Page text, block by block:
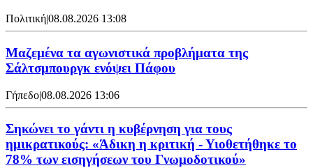
Πολιτική|08.08.2026 13:08
Μαζεμένα τα αγωνιστικά προβλήματα της
Σάλτσμπουργκ ενόψει Πάφου
Γήπεδο|08.08.2026 13:06
Σηκώνει το γάντι η κυβέρνηση για τους
ημικρατικούς: «Άδικη η κριτική - Υιοθετήθηκε το
78% των εισηγήσεων του Γνωμοδοτικού»